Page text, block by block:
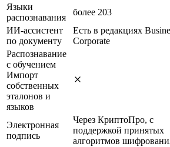
Языки
распознавания
более 203
ИИ-ассистент
по документу
Есть в редакциях
Corporate
Распознавание
с обучением
Импорт
собственных
эталонов и
языков
Электронная
подпись
Через КриптоПро, с
поддержкой принятых
алгоритмов